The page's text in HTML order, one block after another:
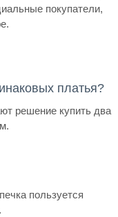
покупатели,
платья?
решение купить два
пользуется